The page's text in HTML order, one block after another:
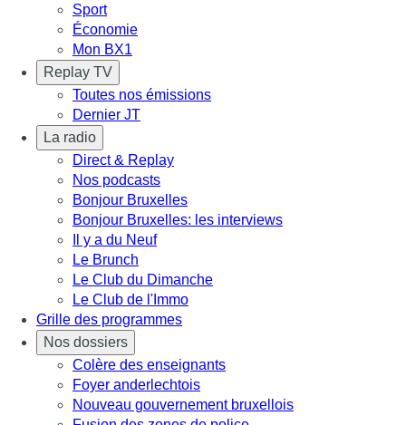
Sport
Économie
Mon BX1
Replay TV
Toutes nos émissions
Dernier JT
La radio
Direct & Replay
Nos podcasts
Bonjour Bruxelles
Bonjour Bruxelles: les interviews
Il y a du Neuf
Le Brunch
Le Club du Dimanche
Le Club de l'Immo
Grille des programmes
Nos dossiers
Colère des enseignants
Foyer anderlechtois
Nouveau gouvernement bruxellois